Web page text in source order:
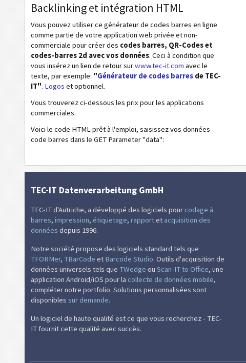
Pharmacode Two-Track
PPN (Pharmacy Product Number)
PZN7
PZN8
Codes ISBN
Cartes de visite
Codes calendrier
Wi-Fi codes barres
Backlinking et intégration HTML
Vous pouvez utiliser ce générateur de codes barres en ligne
comme partie de votre application web privée et non-
commerciale pour créer des codes barres, QR-Codes et
codes-barres 2d avec vos données. Ceci à condition que
vous insérez un lien de retour surwww.tec-it.com avec le
texte, par exemple: "Générateur de codes barres de TEC-
IT". Logos et optionnel.
Vous trouverez ci-dessous les prix pour les applications
commerciales.
Voici le code HTML prêt à l'emploi, saisissez vos données
code barres dans le GET Parameter "data":
TEC-IT Datenverarbeitung GmbH
TEC-IT d'Autriche, a développé des logiciels pour codage à
barres, impression, étiquetage, rapportet acquisition des
données depuis 1996.
Notre société propose des logiciels standard tels que
TFORMer, TBarCode et Barcode Studio. Outils d'acquisition de
données universels tels que TWedge ou Scan-IT to Office, une
application Android/iOS pour la collecte de données mobile,
compléter notre portfolio. Solutions personnalisées sont
disponibles sur demande.
Un logiciel de haute qualité est ce que vous recherchez - TEC-
IT fournit cette qualité avec succès.